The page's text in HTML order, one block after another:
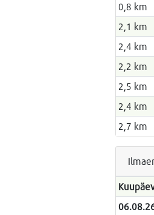
0,8 km
2,1 km
2,4 km
2,2 km
2,5 km
2,4 km
2,7 km